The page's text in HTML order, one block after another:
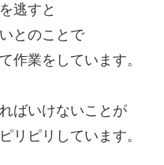
逃すと
とのことで
作業をしています。
ばいけないことが
リピリしています。